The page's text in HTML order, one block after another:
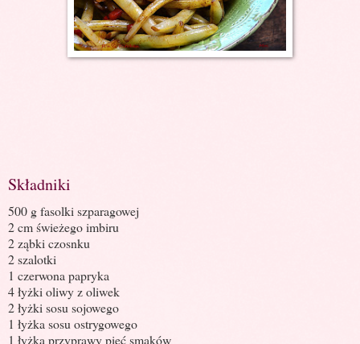
Składniki
500 g fasolki szparagowej
2 cm świeżego imbiru
2 ząbki czosnku
2 szalotki
1 czerwona papryka
4 łyżki oliwy z oliwek
2 łyżki sosu sojowego
1 łyżka sosu ostrygowego
1 łyżka przyprawy pięć smaków